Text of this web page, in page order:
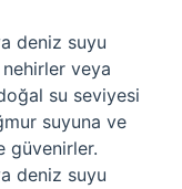
deniz suyu
nehirler veya
su seviyesi
suyuna ve
güvenirler.
deniz suyu